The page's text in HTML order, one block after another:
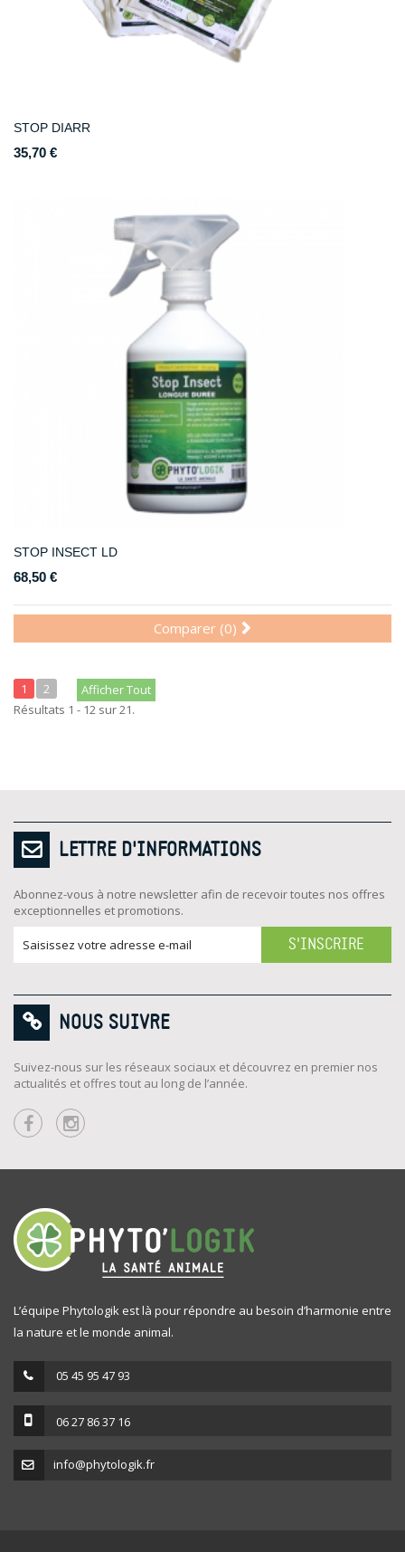
STOP DIARR
35,70 €
STOP INSECT LD
68,50 €
Comparer (0)
Afficher Tout
1
2
Résultats 1 - 12 sur 21.
LETTRE D'INFORMATIONS
Abonnez-vous à notre newsletter afin de recevoir toutes nos offres
exceptionnelles et promotions.
S'INSCRIRE
NOUS SUIVRE
Suivez-nous sur les réseaux sociaux et découvrez en premier nos
actualités et offres tout au long de l’année.
L’équipe Phytologik est là pour répondre au besoin d’harmonie entre
la nature et le monde animal.
05 45 95 47 93
06 27 86 37 16
info@phytologik.fr